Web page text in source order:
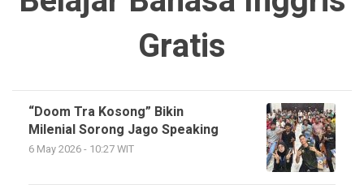
Gratis
“Doom Tra Kosong” Bikin
Milenial Sorong Jago Speaking
6 May 2026 - 10:27 WIT